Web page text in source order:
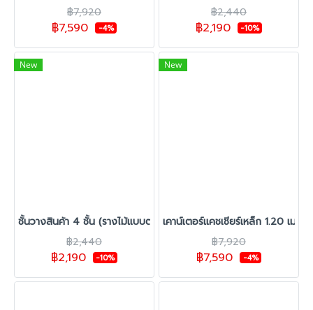
฿7,920
฿7,590 -4%
฿2,440
฿2,190 -10%
New
ชั้นวางสินค้า 4 ชั้น (รางไม้แบบตรง)
฿2,440
฿2,190 -10%
New
เคาน์เตอร์แคชเชียร์เหล็ก 1.20 เมต
฿7,920
฿7,590 -4%